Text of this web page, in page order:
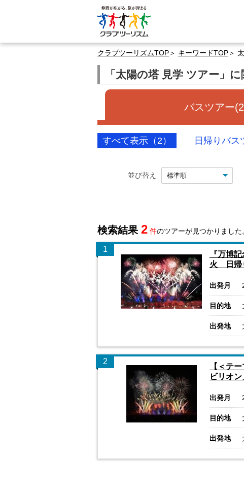
クラブツーリズムTOP キーワードTOP
「太陽の塔 見学 ツアー」
バスツアー
すべて表示（2） 日帰りバス
並び替え
検索結果 2 件のツアーが見つかりました
1
『万博
火 日帰
出発月
目的地
出発地
2
【＜テ
ビリオン
出発月
目的地
出発地